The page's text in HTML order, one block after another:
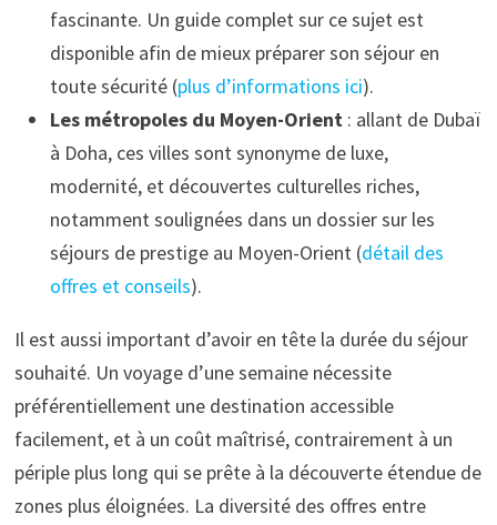
fascinante. Un guide complet sur ce sujet est
disponible afin de mieux préparer son séjour en
toute sécurité (plus d’informations ici).
Les métropoles du Moyen-Orient: allant de Dubaï
à Doha, ces villes sont synonyme de luxe,
modernité, et découvertes culturelles riches,
notamment soulignées dans un dossier sur les
séjours de prestige au Moyen-Orient (détail des
offres et conseils).
Il est aussi important d’avoir en tête la durée du séjour
souhaité. Un voyage d’une semaine nécessite
préférentiellement une destination accessible
facilement, et à un coût maîtrisé, contrairement à un
périple plus long qui se prête à la découverte étendue de
zones plus éloignées. La diversité des offres entre